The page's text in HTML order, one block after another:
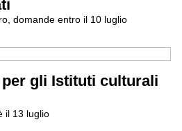
domande entro il 10 luglio
gli Istituti culturali
il 13 luglio